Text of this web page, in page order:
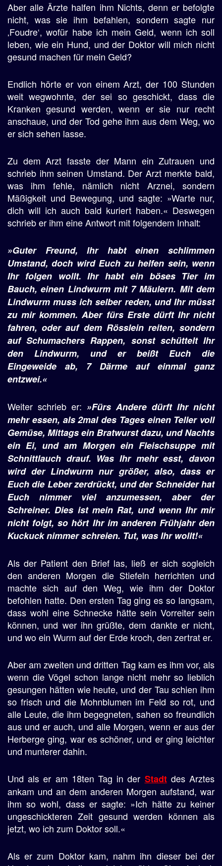
Aber alle Ärzte halfen ihm Nichts, denn er befolgte
nicht, was sie ihm befahlen, sondern sagte nur
‚Foudre‘, wofür habe ich mein Geld, wenn ich soll
leben, wie ein Hund, und der Doktor will mich nicht
gesund machen für mein Geld?
Endlich hörte er von einem Arzt, der 100 Stunden
weit wegwohnte, der sei so geschickt, dass die
Kranken gesund werden, wenn er sie nur recht
anschaue, und der Tod gehe ihm aus dem Weg, wo
er sich sehen lasse.
Zu dem Arzt fasste der Mann ein Zutrauen und
schrieb ihm seinen Umstand. Der Arzt merkte bald,
was ihm fehle, nämlich nicht Arznei, sondern
Mäßigkeit und Bewegung, und sagte: »Warte nur,
dich will ich auch bald kuriert haben.« Deswegen
schrieb er ihm eine Antwort mit folgendem Inhalt:
»Guter Freund, Ihr habt einen schlimmen
Umstand, doch wird Euch zu helfen sein, wenn
Ihr folgen wollt. Ihr habt ein böses Tier im
Bauch, einen Lindwurm mit 7 Mäulern. Mit dem
Lindwurm muss ich selber reden, und Ihr müsst
zu mir kommen. Aber fürs Erste dürft Ihr nicht
fahren, oder auf dem Rösslein reiten, sondern
auf Schumachers Rappen, sonst schüttelt Ihr
den Lindwurm, und er beißt Euch die
Eingeweide ab, 7 Därme auf einmal ganz
entzwei.«
Weiter schrieb er: »Fürs Andere dürft Ihr nicht
mehr essen, als 2mal des Tages einen Teller voll
Gemüse, Mittags ein Bratwurst dazu, und Nachts
ein Ei, und am Morgen ein Fleischsuppe mit
Schnittlauch drauf. Was Ihr mehr esst, davon
wird der Lindwurm nur größer, also, dass er
Euch die Leber zerdrückt, und der Schneider hat
Euch nimmer viel anzumessen, aber der
Schreiner. Dies ist mein Rat, und wenn Ihr mir
nicht folgt, so hört Ihr im anderen Frühjahr den
Kuckuck nimmer schreien. Tut, was Ihr wollt!«
Als der Patient den Brief las, ließ er sich sogleich
den anderen Morgen die Stiefeln herrichten und
machte sich auf den Weg, wie ihm der Doktor
befohlen hatte. Den ersten Tag ging es so langsam,
dass wohl eine Schnecke hätte sein Vorreiter sein
können, und wer ihn grüßte, dem dankte er nicht,
und wo ein Wurm auf der Erde kroch, den zertrat er.
Aber am zweiten und dritten Tag kam es ihm vor, als
wenn die Vögel schon lange nicht mehr so lieblich
gesungen hätten wie heute, und der Tau schien ihm
so frisch und die Mohnblumen im Feld so rot, und
alle Leute, die ihm begegneten, sahen so freundlich
aus und er auch, und alle Morgen, wenn er aus der
Herberge ging, war es schöner, und er ging leichter
und munterer dahin.
Und als er am 18ten Tag in der Stadtdes Arztes
ankam und an dem anderen Morgen aufstand, war
ihm so wohl, dass er sagte: »Ich hätte zu keiner
ungeschickteren Zeit gesund werden können als
jetzt, wo ich zum Doktor soll.«
Als er zum Doktor kam, nahm ihn dieser bei der